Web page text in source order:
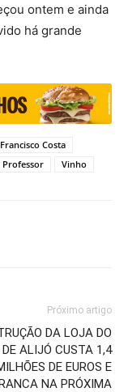
ontem e ainda
há grande
Francisco Costa
Vinho
Próximo artigo
DA LOJA DO
ALIJÓ CUSTA 1,4
DE EUROS E
NA PRÓXIMA